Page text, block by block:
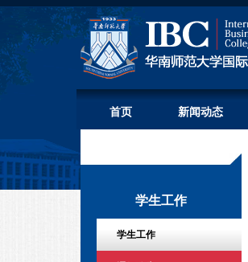
首页 新闻动态
学生工作
学生工作